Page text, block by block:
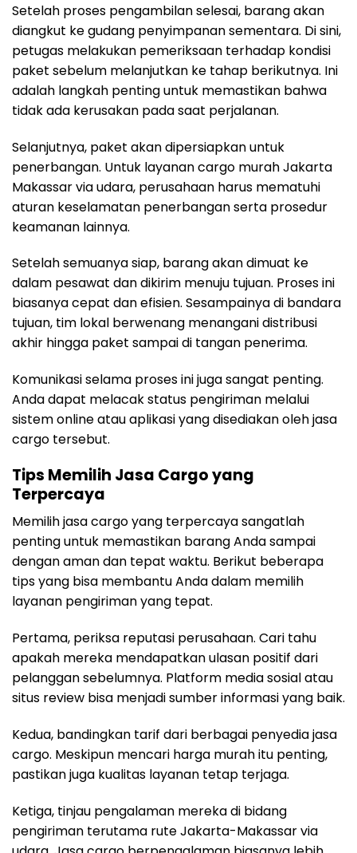
Setelah proses pengambilan selesai, barang akan
diangkut ke gudang penyimpanan sementara. Di sini,
petugas melakukan pemeriksaan terhadap kondisi
paket sebelum melanjutkan ke tahap berikutnya. Ini
adalah langkah penting untuk memastikan bahwa
tidak ada kerusakan pada saat perjalanan.
Selanjutnya, paket akan dipersiapkan untuk
penerbangan. Untuk layanan cargo murah Jakarta
Makassar via udara, perusahaan harus mematuhi
aturan keselamatan penerbangan serta prosedur
keamanan lainnya.
Setelah semuanya siap, barang akan dimuat ke
dalam pesawat dan dikirim menuju tujuan. Proses ini
biasanya cepat dan efisien. Sesampainya di bandara
tujuan, tim lokal berwenang menangani distribusi
akhir hingga paket sampai di tangan penerima.
Komunikasi selama proses ini juga sangat penting.
Anda dapat melacak status pengiriman melalui
sistem online atau aplikasi yang disediakan oleh jasa
cargo tersebut.
Tips Memilih Jasa Cargo yang
Terpercaya
Memilih jasa cargo yang terpercaya sangatlah
penting untuk memastikan barang Anda sampai
dengan aman dan tepat waktu. Berikut beberapa
tips yang bisa membantu Anda dalam memilih
layanan pengiriman yang tepat.
Pertama, periksa reputasi perusahaan. Cari tahu
apakah mereka mendapatkan ulasan positif dari
pelanggan sebelumnya. Platform media sosial atau
situs review bisa menjadi sumber informasi yang baik.
Kedua, bandingkan tarif dari berbagai penyedia jasa
cargo. Meskipun mencari harga murah itu penting,
pastikan juga kualitas layanan tetap terjaga.
Ketiga, tinjau pengalaman mereka di bidang
pengiriman terutama rute Jakarta-Makassar via